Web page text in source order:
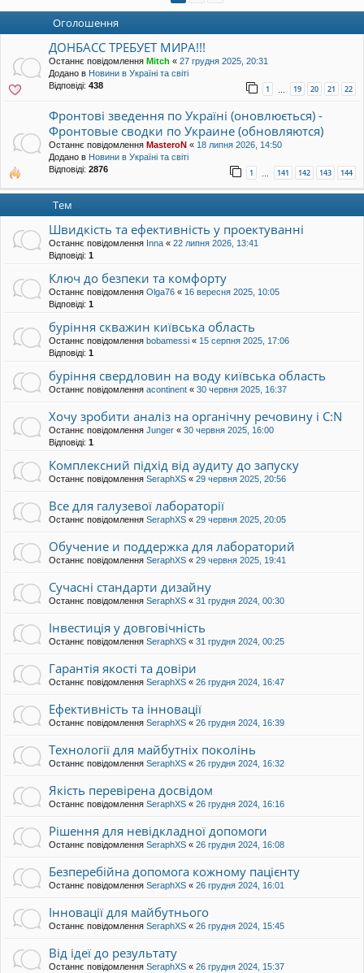
уп
Оголошення
ДОНБАСС ТРЕБУЕТ МИРА!!!
Останнє повідомлення Mitch « 27 грудня 2025, 20:31
Додано в Новини в Україні та світі
Відповіді: 438 1 … 19 20 21 22
Фронтові зведення по Україні (оновлюється) -
Фронтовые сводки по Украине (обновляются)
Останнє повідомлення MasteroN « 18 липня 2026, 14:50
Додано в Новини в Україні та світі
Відповіді: 2876 1 … 141 142 143 144
Тем
Швидкість та ефективність у проектуванні
Останнє повідомлення Inna « 22 липня 2026, 13:41
Відповіді: 1
Ключ до безпеки та комфорту
Останнє повідомлення Olga76 « 16 вересня 2025, 10:05
Відповіді: 1
буріння скважин київська область
Останнє повідомлення bobamessi « 15 серпня 2025, 17:06
Відповіді: 1
буріння свердловин на воду київська область
Останнє повідомлення acontinent « 30 червня 2025, 16:37
Хочу зробити аналіз на органічну речовину і C:N
Останнє повідомлення Junger « 30 червня 2025, 16:00
Відповіді: 1
Комплексний підхід від аудиту до запуску
Останнє повідомлення SeraphXS « 29 червня 2025, 20:56
Все для галузевої лабораторії
Останнє повідомлення SeraphXS « 29 червня 2025, 20:05
Обучение и поддержка для лабораторий
Останнє повідомлення SeraphXS « 29 червня 2025, 19:41
Сучасні стандарти дизайну
Останнє повідомлення SeraphXS « 31 грудня 2024, 00:30
Інвестиція у довговічність
Останнє повідомлення SeraphXS « 31 грудня 2024, 00:25
Гарантія якості та довіри
Останнє повідомлення SeraphXS « 26 грудня 2024, 16:47
Ефективність та інновації
Останнє повідомлення SeraphXS « 26 грудня 2024, 16:39
Технології для майбутніх поколінь
Останнє повідомлення SeraphXS « 26 грудня 2024, 16:32
Якість перевірена досвідом
Останнє повідомлення SeraphXS « 26 грудня 2024, 16:16
Рішення для невідкладної допомоги
Останнє повідомлення SeraphXS « 26 грудня 2024, 16:08
Безперебійна допомога кожному пацієнту
Останнє повідомлення SeraphXS « 26 грудня 2024, 16:01
Інновації для майбутнього
Останнє повідомлення SeraphXS « 26 грудня 2024, 15:45
Від ідеї до результату
Останнє повідомлення SeraphXS « 26 грудня 2024, 15:37